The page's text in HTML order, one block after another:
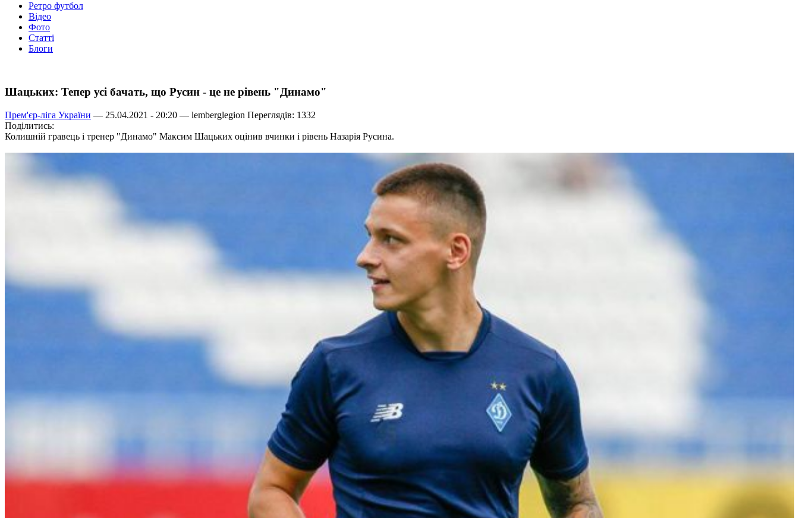
Ретро футбол
Відео
Фото
Статті
Блоги
Шацьких: Тепер усі бачать, що Русин - це не рівень "Динамо"
Прем'єр-ліга України — 25.04.2021 - 20:20 — lemberglegion Переглядів: 1332
Поділитись:
Колишній гравець і тренер "Динамо" Максим Шацьких оцінив вчинки і рівень Назарія Русина.